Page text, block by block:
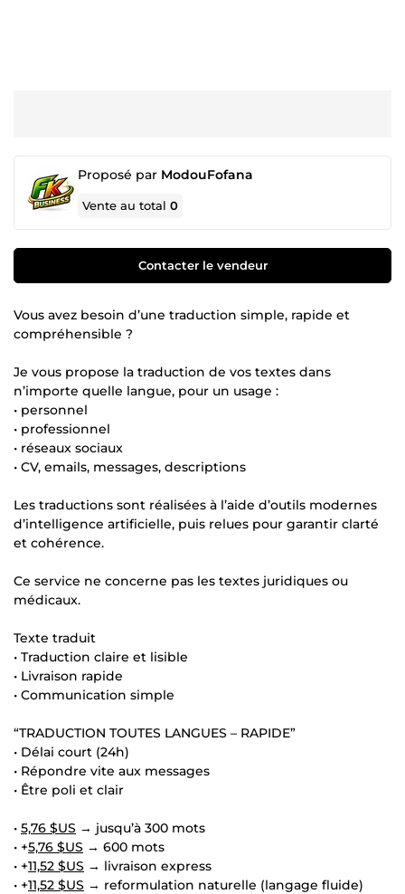
Proposé par ModouFofana
Vente au total0
Contacter le vendeur
Vous avez besoin d’une traduction simple, rapide et
compréhensible ?
Je vous propose la traduction de vos textes dans
n’importe quelle langue, pour un usage :
• personnel
• professionnel
• réseaux sociaux
• CV, emails, messages, descriptions
Les traductions sont réalisées à l’aide d’outils modernes
d’intelligence artificielle, puis relues pour garantir clarté
et cohérence.
Ce service ne concerne pas les textes juridiques ou
médicaux.
Texte traduit
• Traduction claire et lisible
• Livraison rapide
• Communication simple
“TRADUCTION TOUTES LANGUES – RAPIDE”
• Délai court (24h)
• Répondre vite aux messages
• Être poli et clair
• 5,76 $US → jusqu’à 300 mots
• +5,76 $US → 600 mots
• +11,52 $US → livraison express
• +11,52 $US → reformulation naturelle (langage fluide)